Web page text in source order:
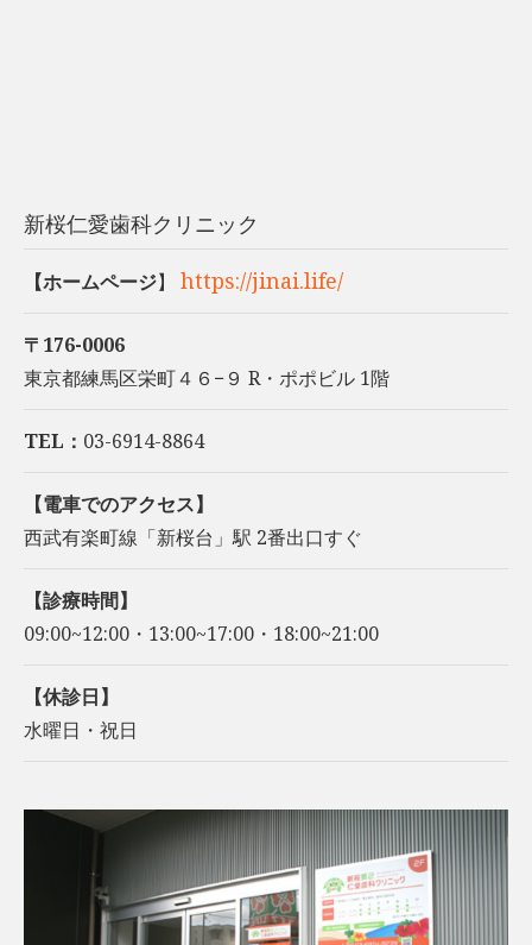
新桜仁愛歯科クリニック
【ホームページ】 https://jinai.life/
〒176-0006
東京都練馬区栄町４６−９ R・ポポビル 1階
TEL： 03-6914-8864
【電車でのアクセス】
西武有楽町線「新桜台」駅 2番出口すぐ
【診療時間】
09:00~12:00・13:00~17:00・18:00~21:00
【休診日】
水曜日・祝日